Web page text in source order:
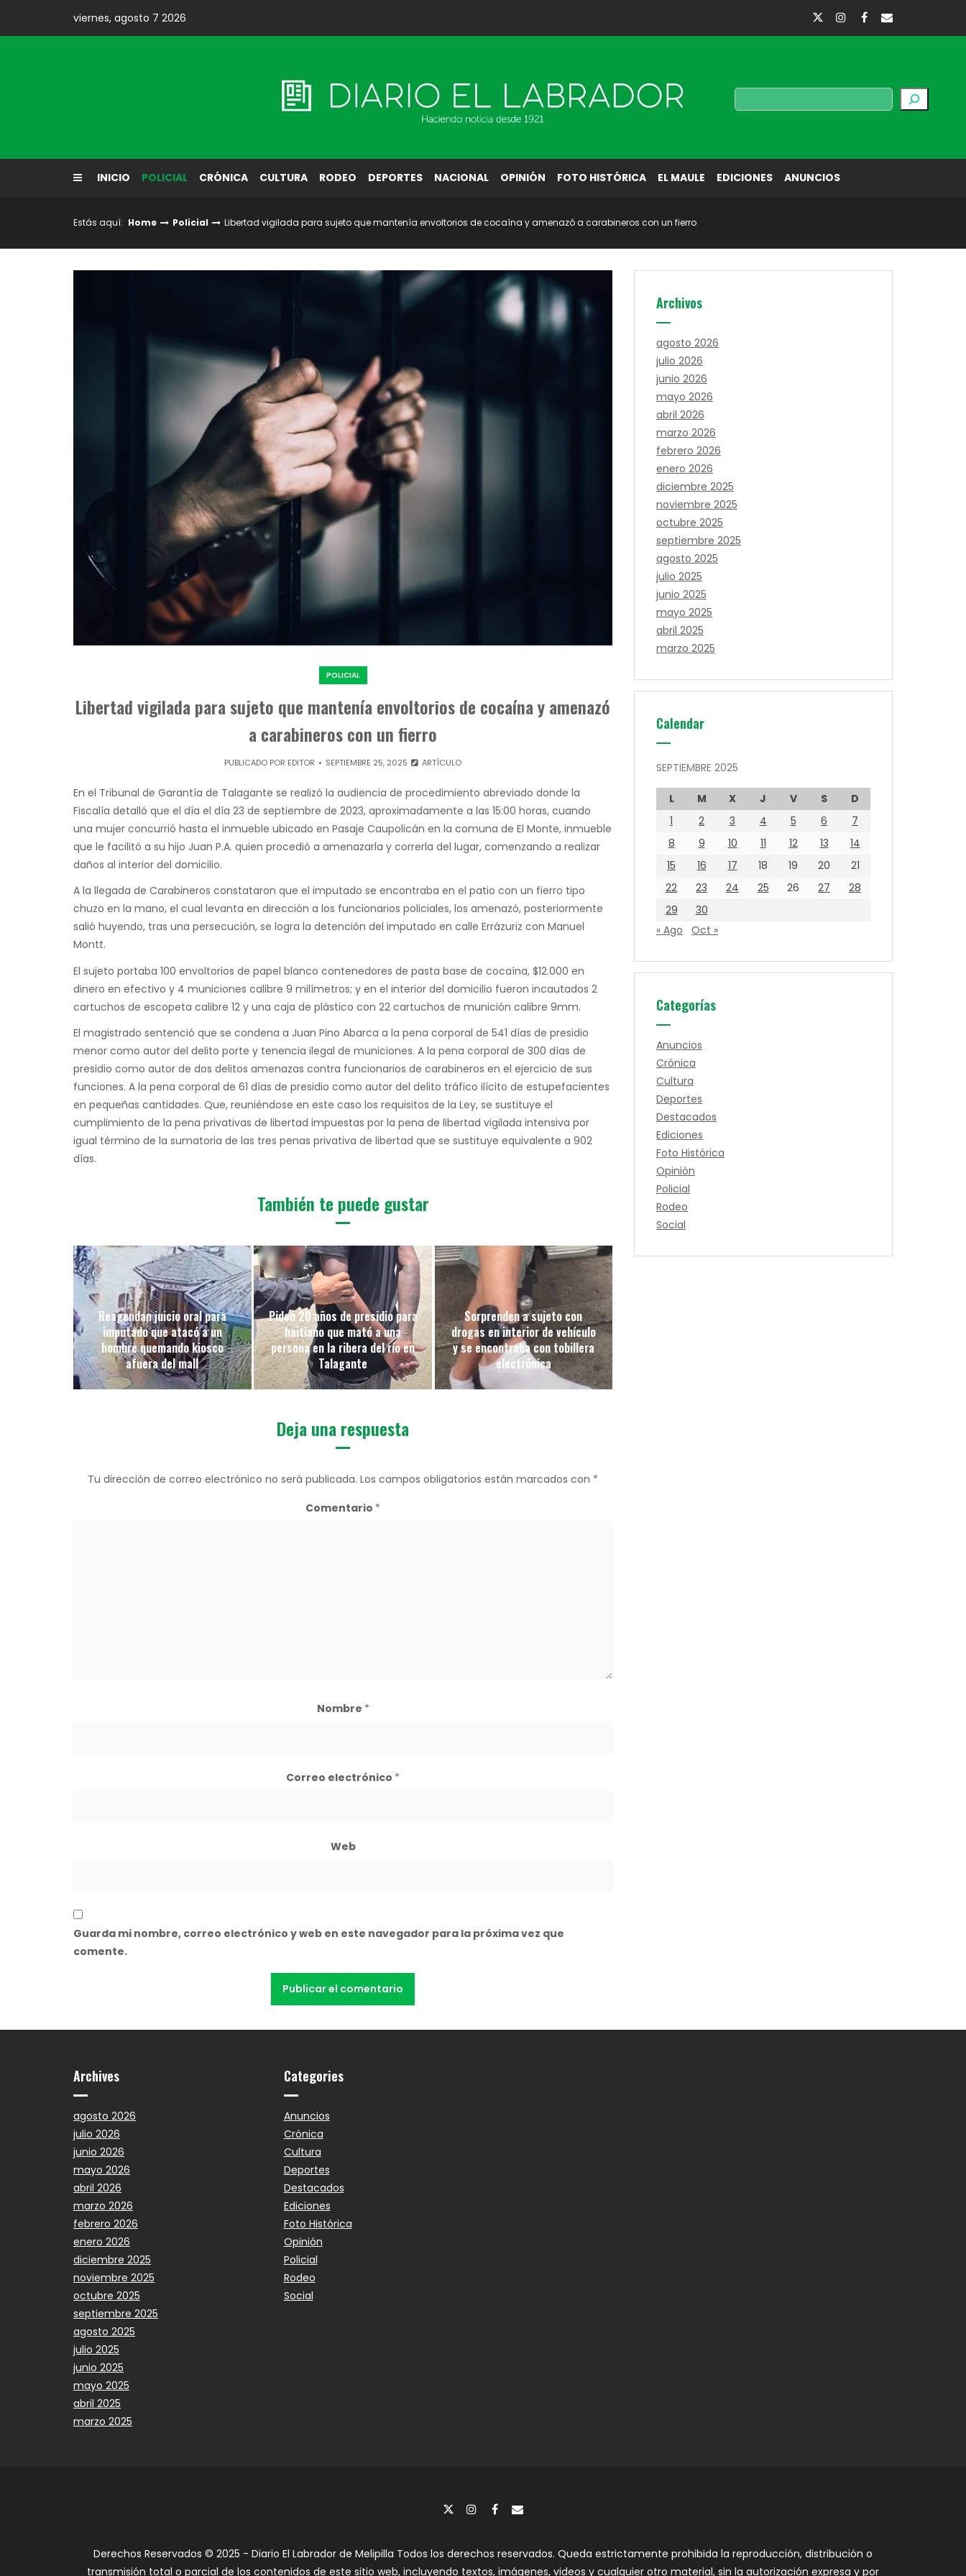
content
viernes, agosto 7 2026
Diario El Labrador Buscar
INICIO POLICIAL CRÓNICA CULTURA RODEO DEPORTES NACIONAL OPINIÓN FOTO HISTÓRICA EL MAULE EDICIONES ANUNCIOS
Estás aquí: Home Policial Libertad vigilada para sujeto que mantenía envoltorios de cocaína y amenazó a carabineros con un fierro
POLICIAL
Libertad vigilada para sujeto que mantenía envoltorios de cocaína y amenazó
a carabineros con un fierro
PUBLICADO POR EDITOR SEPTIEMBRE 25, 2025 ARTÍCULO
En el Tribunal de Garantía de Talagante se realizó la audiencia de procedimiento abreviado donde la
Fiscalía detalló que el día el día 23 de septiembre de 2023, aproximadamente a las 15:00 horas, cuando
una mujer concurrió hasta el inmueble ubicado en Pasaje Caupolicán en la comuna de El Monte, inmueble
que le facilitó a su hijo Juan P.A. quien procedió a amenazarla y correrla del lugar, comenzando a realizar
daños al interior del domicilio.
A la llegada de Carabineros constataron que el imputado se encontraba en el patio con un fierro tipo
chuzo en la mano, el cual levanta en dirección a los funcionarios policiales, los amenazó, posteriormente
salió huyendo, tras una persecución, se logra la detención del imputado en calle Errázuriz con Manuel
Montt.
El sujeto portaba 100 envoltorios de papel blanco contenedores de pasta base de cocaína, $12.000 en
dinero en efectivo y 4 municiones calibre 9 milímetros; y en el interior del domicilio fueron incautados 2
cartuchos de escopeta calibre 12 y una caja de plástico con 22 cartuchos de munición calibre 9mm.
El magistrado sentenció que se condena a Juan Pino Abarca a la pena corporal de 541 días de presidio
menor como autor del delito porte y tenencia ilegal de municiones. A la pena corporal de 300 días de
presidio como autor de dos delitos amenazas contra funcionarios de carabineros en el ejercicio de sus
funciones. A la pena corporal de 61 días de presidio como autor del delito tráfico ilícito de estupefacientes
en pequeñas cantidades. Que, reuniéndose en este caso los requisitos de la Ley, se sustituye el
cumplimiento de la pena privativas de libertad impuestas por la pena de libertad vigilada intensiva por
igual término de la sumatoria de las tres penas privativa de libertad que se sustituye equivalente a 902
días.
También te puede gustar
Reagendan juicio oral para
imputado que atacó a un
hombre quemando kiosco
afuera del mall
Piden 20 años de presidio para
haitiano que mató a una
persona en la ribera del río en
Talagante
Sorprenden a sujeto con
drogas en interior de vehículo
y se encontraba con tobillera
electrónica
Deja una respuesta
Tu dirección de correo electrónico no será publicada. Los campos obligatorios están marcados con *
Comentario *
Nombre *
Correo electrónico *
Web
Guarda mi nombre, correo electrónico y web en este navegador para la próxima vez que
comente.
Archivos
agosto 2026
julio 2026
junio 2026
mayo 2026
abril 2026
marzo 2026
febrero 2026
enero 2026
diciembre 2025
noviembre 2025
octubre 2025
septiembre 2025
agosto 2025
julio 2025
junio 2025
mayo 2025
abril 2025
marzo 2025
Calendar
SEPTIEMBRE 2025
L M X J V S
D
1
2 3 4 5 6
7
8
9 10 11 12 13
14
15
16 17 18 19 20
21
22
23 24 25 26 27
28
29
30
« Ago
Oct »
Categorías
Anuncios
Crónica
Cultura
Deportes
Destacados
Ediciones
Foto Histórica
Opinión
Policial
Rodeo
Social
Archives
agosto 2026
julio 2026
junio 2026
mayo 2026
abril 2026
marzo 2026
febrero 2026
enero 2026
diciembre 2025
noviembre 2025
octubre 2025
septiembre 2025
agosto 2025
julio 2025
junio 2025
mayo 2025
abril 2025
marzo 2025
Categories
Anuncios
Crónica
Cultura
Deportes
Destacados
Ediciones
Foto Histórica
Opinión
Policial
Rodeo
Social
Derechos Reservados © 2025 - Diario El Labrador de Melipilla Todos los derechos reservados. Queda estrictamente prohibida la reproducción, distribución o
transmisión total o parcial de los contenidos de este sitio web, incluyendo textos, imágenes, videos y cualquier otro material, sin la autorización expresa y por